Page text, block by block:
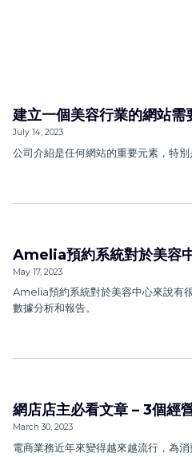
建立一個美容行業的網站需
July 14, 2023
公司介紹是任何網站的重要元素，特別
Amelia預約系統對於美容
May 17, 2023
Amelia預約系統對於美容中心來說有
數據分析和報告。
網店店主必看文章 – 3個經
March 30, 2023
電商業務近年來變得越來越流行，為